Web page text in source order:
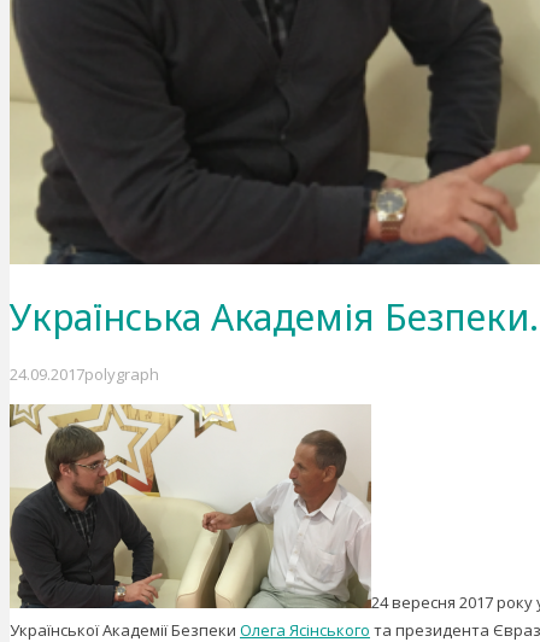
Українська Академія
24.09.2017polygraph
24 вересня 2017 року
Української Академії Безпеки Олега Ясінського та президента